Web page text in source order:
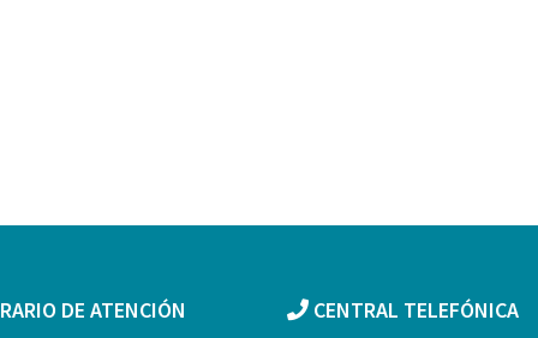
DE ATENCIÓN CENTRAL TELEFÓNICA